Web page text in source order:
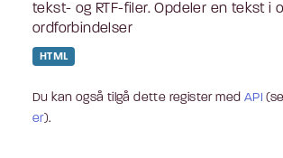
tekst- og RTF-filer. Opdeler en tekst i
ordforbindelser
HTML
Du kan også tilgå dette register med API
er).